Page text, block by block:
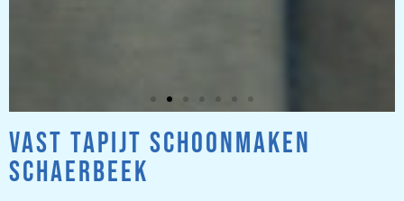
ZETEL
REINIGEN
VAST TAPIJT SCHOONMAKEN
SCHAERBEEK